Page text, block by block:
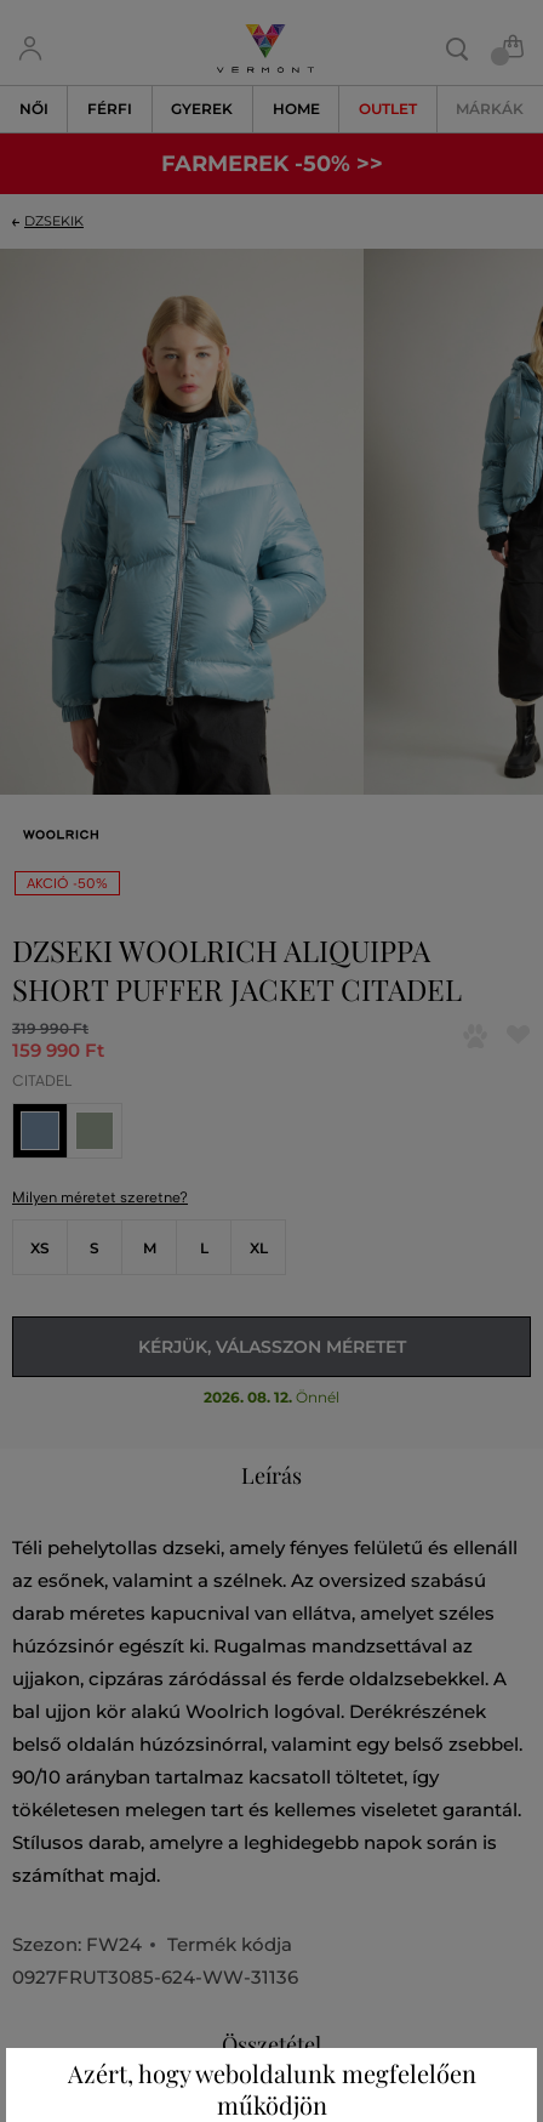
NŐI FÉRFI GYEREK HOME OUTLET MÁRKÁK
FARMEREK -50% >>
DZSEKIK
AKCIÓ -50%
DZSEKI WOOLRICH ALIQUIPPA
SHORT PUFFER JACKET CITADEL
319 990 Ft
159 990 Ft
CITADEL
Milyen méretet szeretne?
XS S M L XL
KÉRJÜK, VÁLASSZON MÉRETET
2026. 08. 12. Önnél
Leírás
Téli pehelytollas dzseki, amely fényes felületű és ellenáll
az esőnek, valamint a szélnek. Az oversized szabású
darab méretes kapucnival van ellátva, amelyet széles
húzózsinór egészít ki. Rugalmas mandzsettával az
ujjakon, cipzáras záródással és ferde oldalzsebekkel. A
bal ujjon kör alakú Woolrich logóval. Derékrészének
belső oldalán húzózsinórral, valamint egy belső zsebbel.
90/10 arányban tartalmaz kacsatoll töltetet, így
tökéletesen melegen tart és kellemes viseletet garantál.
Stílusos darab, amelyre a leghidegebb napok során is
számíthat majd.
Szezon: FW24
Termék kódja
0927FRUT3085-624-WW-31136
Összetétel
Azért, hogy weboldalunk megfelelően
működjön